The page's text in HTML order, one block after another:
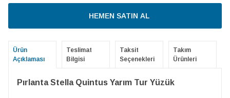
HEMEN SATIN AL
Ürün
Açıklaması
Teslimat
Bilgisi
Taksit
Seçenekleri
Takım
Ürünleri
Pırlanta Stella Quintus Yarım Tur Yüzük